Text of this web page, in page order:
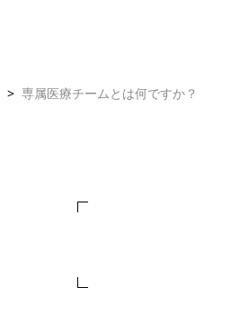
専属医療チームとは何ですか？